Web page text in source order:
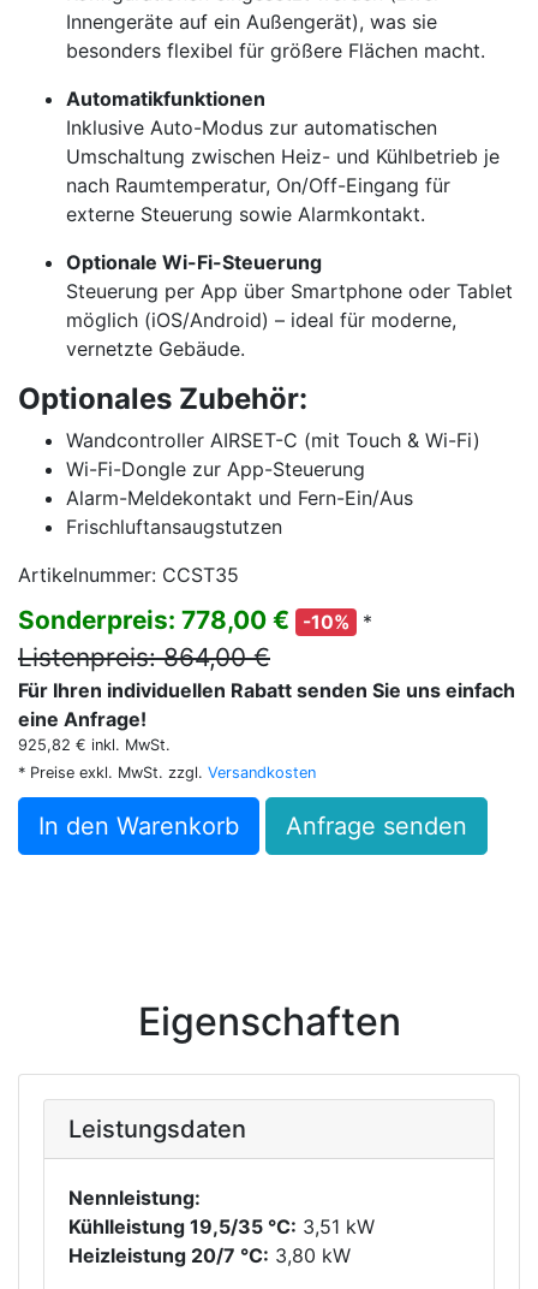
Innengeräte auf ein Außengerät), was sie
besonders flexibel für größere Flächen macht.
Automatikfunktionen
Inklusive Auto-Modus zur automatischen
Umschaltung zwischen Heiz- und Kühlbetrieb je
nach Raumtemperatur, On/Off-Eingang für
externe Steuerung sowie Alarmkontakt.
Optionale Wi-Fi-Steuerung
Steuerung per App über Smartphone oder Tablet
möglich (iOS/Android) – ideal für moderne,
vernetzte Gebäude.
Optionales Zubehör:
Wandcontroller AIRSET-C (mit Touch & Wi-Fi)
Wi-Fi-Dongle zur App-Steuerung
Alarm-Meldekontakt und Fern-Ein/Aus
Frischluftansaugstutzen
Artikelnummer: CCST35
Sonderpreis: 778,00 € -10% *
Listenpreis: 864,00 €
Für Ihren individuellen Rabatt senden Sie uns einfach
eine Anfrage!
925,82 € inkl. MwSt.
* Preise exkl. MwSt. zzgl. Versandkosten
In den Warenkorb Anfrage senden
Eigenschaften
Leistungsdaten
Nennleistung:
Kühlleistung 19,5/35 °C: 3,51 kW
Heizleistung 20/7 °C: 3,80 kW